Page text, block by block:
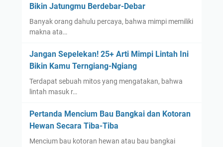
Bikin Jatungmu Berdebar-Debar
Banyak orang dahulu percaya, bahwa mimpi memiliki
makna ata…
Jangan Sepelekan! 25+ Arti Mimpi Lintah Ini
Bikin Kamu Terngiang-Ngiang
Terdapat sebuah mitos yang mengatakan, bahwa
lintah masuk r…
Pertanda Mencium Bau Bangkai dan Kotoran
Hewan Secara Tiba-Tiba
Mencium bau kotoran hewan atau bau bangkai